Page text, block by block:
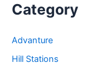
Category
Advanture
Hill Stations